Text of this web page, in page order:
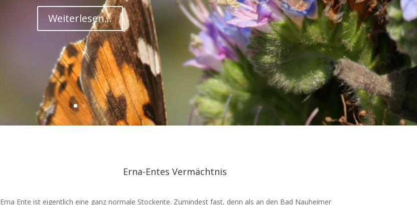
Weiterlesen...
Erna-Entes Vermächtnis
Erna Ente ist eigentlich eine ganz normale Stockente. Zumindest fast, denn als an den Bad Nauheimer